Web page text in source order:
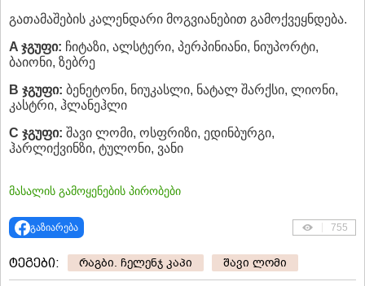
გათამაშების კალენდარი მოგვიანებით გამოქვეყნდება.
A ჯგუფი: ჩიტაზი, ალსტერი, პერპინიანი, ნიუპორტი,
ბაიონი, ზებრე
B ჯგუფი: ბენეტონი, ნიუკასლი, ნატალ შარქსი, ლიონი,
კასტრი, ჰლანეჰლი
C ჯგუფი: შავი ლომი, ოსფრიზი, ედინბურგი,
ჰარლიქვინზი, ტულონი, ვანი
მასალის გამოყენების პირობები
გაზიარება 755
ტეგები: რაგბი. ჩელენჯ კაპი შავი ლომი